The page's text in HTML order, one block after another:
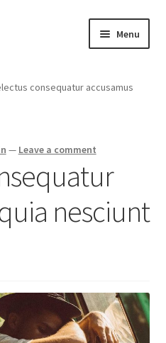
Menu
consequatur accusamus
— Leave a comment
nesciunt